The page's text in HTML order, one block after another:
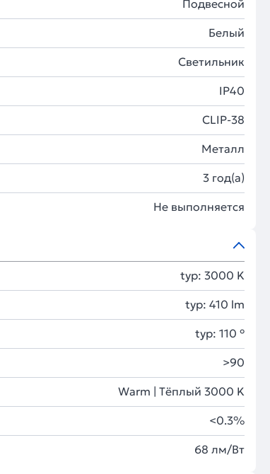
Подвесной
Белый
Светильник
IP40
CLIP-38
Металл
3 год(а)
Не выполняется
typ: 3000 K
typ: 410 lm
typ: 110 °
>90
Warm | Тёплый 3000 K
<0.3%
68 лм/Вт